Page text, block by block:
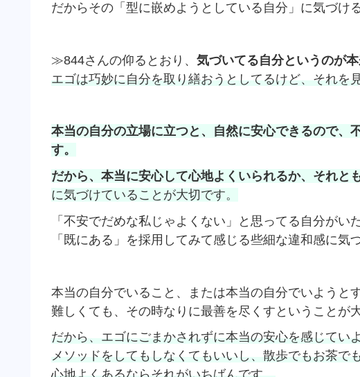
だからその「型に嵌めようとしている自分」に気づけ
≫844さんの仰るとおり、 気づいてる自分というのが
エゴは巧妙に自分を取り繕おうとしてるけど、それを
本当の自分の立場に立つと、自然に安心できるので、
す。
だから、本当に安心して心地よくいられるか、それと
に気づけていることが大切です。
「不安でだめな私じゃよくない」と思ってる自分がい
「既にある」を採用してみて感じる些細な違和感に気
本当の自分でいること、または本当の自分でいようと
難しくても、その時なりに最善を尽くすということが
だから、エゴにごまかされずに本当の安心を感じてい
メソッドをしてもしなくてもいいし、散歩でもお茶で